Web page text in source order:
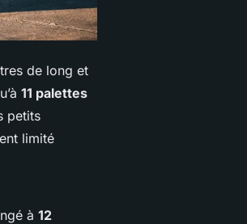
de long et
11 palettes
petits
limité
à 12